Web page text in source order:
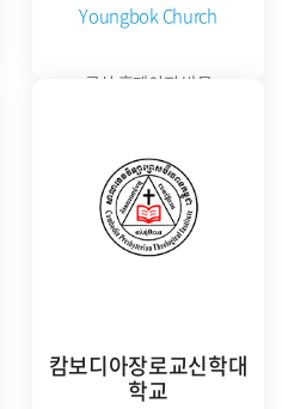
Youngbok Church
공식 홈페이지 방문
캄보디아장로교신학대
학교